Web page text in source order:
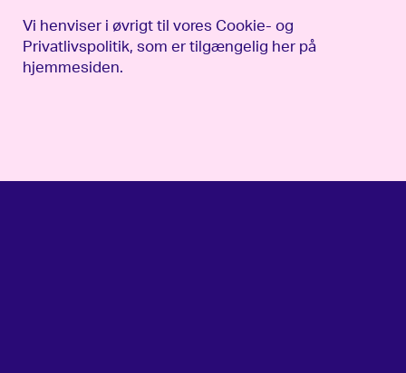
Vi henviser i øvrigt til vores Cookie- og
Privatlivspolitik, som er tilgængelig her på
hjemmesiden.